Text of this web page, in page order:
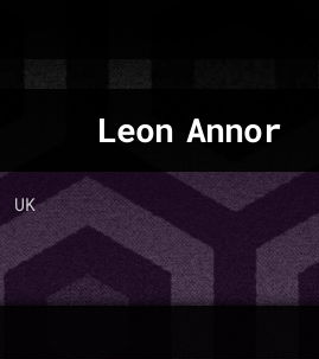
Leon Annor
UK